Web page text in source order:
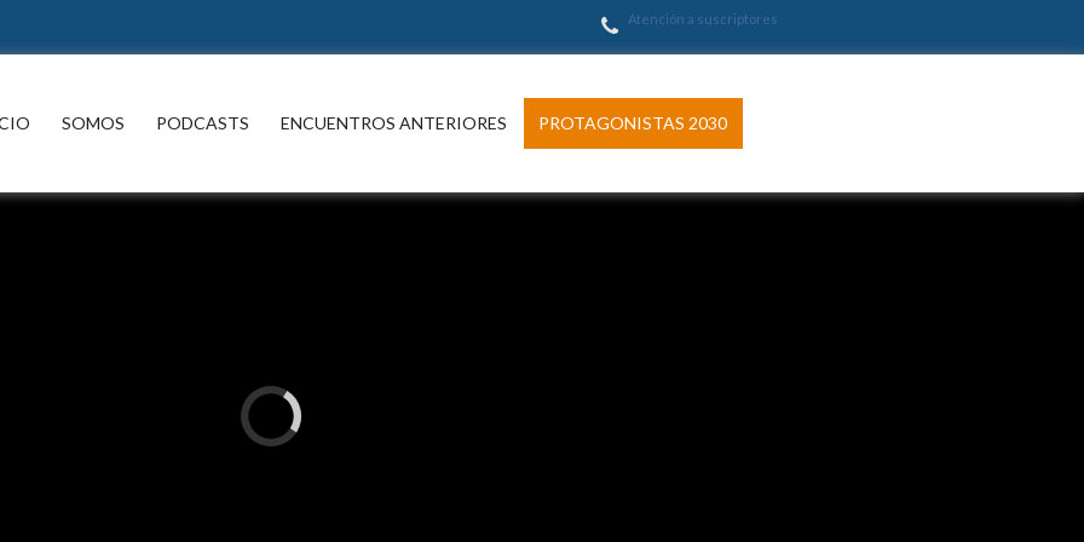
Atención a suscriptores
SOMOS PODCASTS ENCUENTROS ANTERIORES PROTAGONISTAS 2030